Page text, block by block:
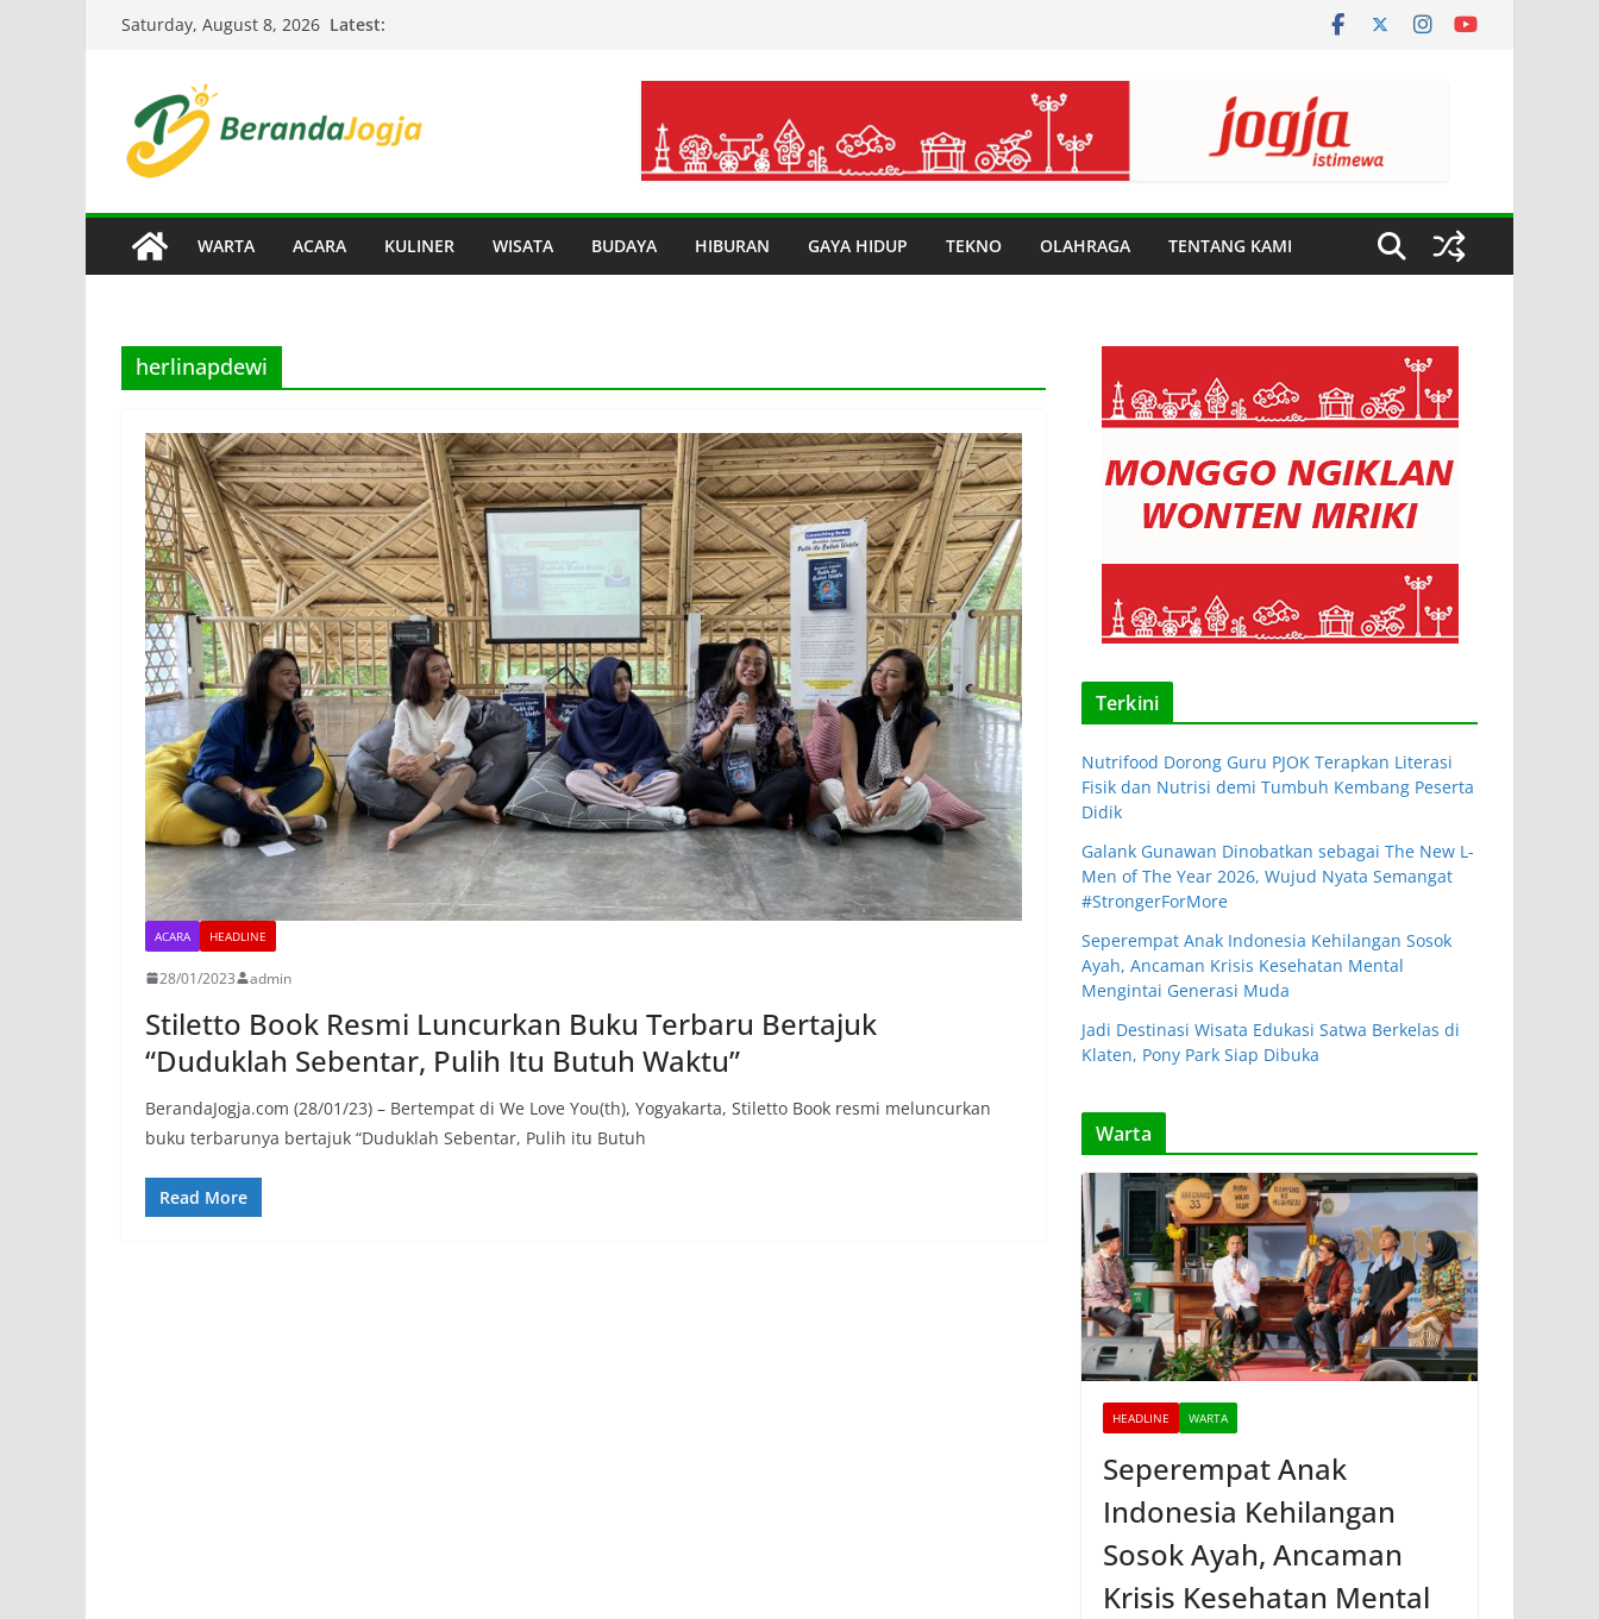
Saturday, August 8, 2026 Latest:
WARTA ACARA KULINER WISATA BUDAYA HIBURAN GAYA HIDUP TEKNO OLAHRAGA TENTANG KAMI
herlinapdewi
ACARA HEADLINE
28/01/2023 admin
Stiletto Book Resmi Luncurkan Buku Terbaru Bertajuk
“Duduklah Sebentar, Pulih Itu Butuh Waktu”
BerandaJogja.com (28/01/23) – Bertempat di We Love You(th), Yogyakarta, Stiletto Book resmi meluncurkan
buku terbarunya bertajuk “Duduklah Sebentar, Pulih itu Butuh
Read More
Terkini
Nutrifood Dorong Guru PJOK Terapkan Literasi
Fisik dan Nutrisi demi Tumbuh Kembang Peserta
Didik
Galank Gunawan Dinobatkan sebagai The New L-
Men of The Year 2026, Wujud Nyata Semangat
#StrongerForMore
Seperempat Anak Indonesia Kehilangan Sosok
Ayah, Ancaman Krisis Kesehatan Mental
Mengintai Generasi Muda
Jadi Destinasi Wisata Edukasi Satwa Berkelas di
Klaten, Pony Park Siap Dibuka
Warta
HEADLINE WARTA
Seperempat Anak
Indonesia Kehilangan
Sosok Ayah, Ancaman
Krisis Kesehatan Mental